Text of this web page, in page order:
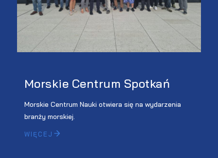
Morskie Centrum Spotkań
Morskie Centrum Nauki otwiera się na wydarzenia
branży morskiej.
WIĘCEJ